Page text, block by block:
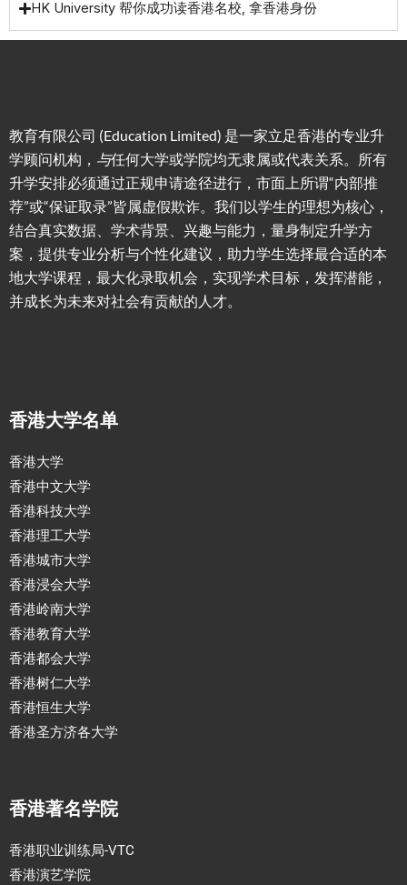
HK University 帮你成功读香港名校, 拿香港身份
教育有限公司 (Education Limited) 是一家立足香港的专业升
学顾问机构， 与任何大学或学院均无隶属或代表关系。所有
升学安排必须通过正规申请途径进行，市面上所谓“内部推
荐”或“保证取录”皆属虚假欺诈。我们以学生的理想为核心，
结合真实数据、学术背景、兴趣与能力，量身制定升学方
案，提供专业分析与个性化建议，助力学生选择最合适的本
地大学课程，最大化录取机会，实现学术目标，发挥潜能，
并成长为未来对社会有贡献的人才。
香港大学名单
香港大学
香港中文大学
香港科技大学
香港理工大学
香港城市大学
香港浸会大学
香港岭南大学
香港教育大学
香港都会大学
香港树仁大学
香港恒生大学
香港圣方济各大学
香港著名学院
香港职业训练局-VTC
香港演艺学院